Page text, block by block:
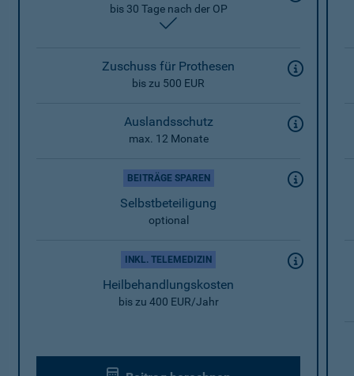
bis 30 Tage nach der OP
Zuschuss für Prothesen
bis zu 500 EUR
Auslandsschutz
max. 12 Monate
BEITRÄGE SPAREN
Selbstbeteiligung
optional
INKL. TELEMEDIZIN
Heilbehandlungskosten
bis zu 400 EUR/Jahr